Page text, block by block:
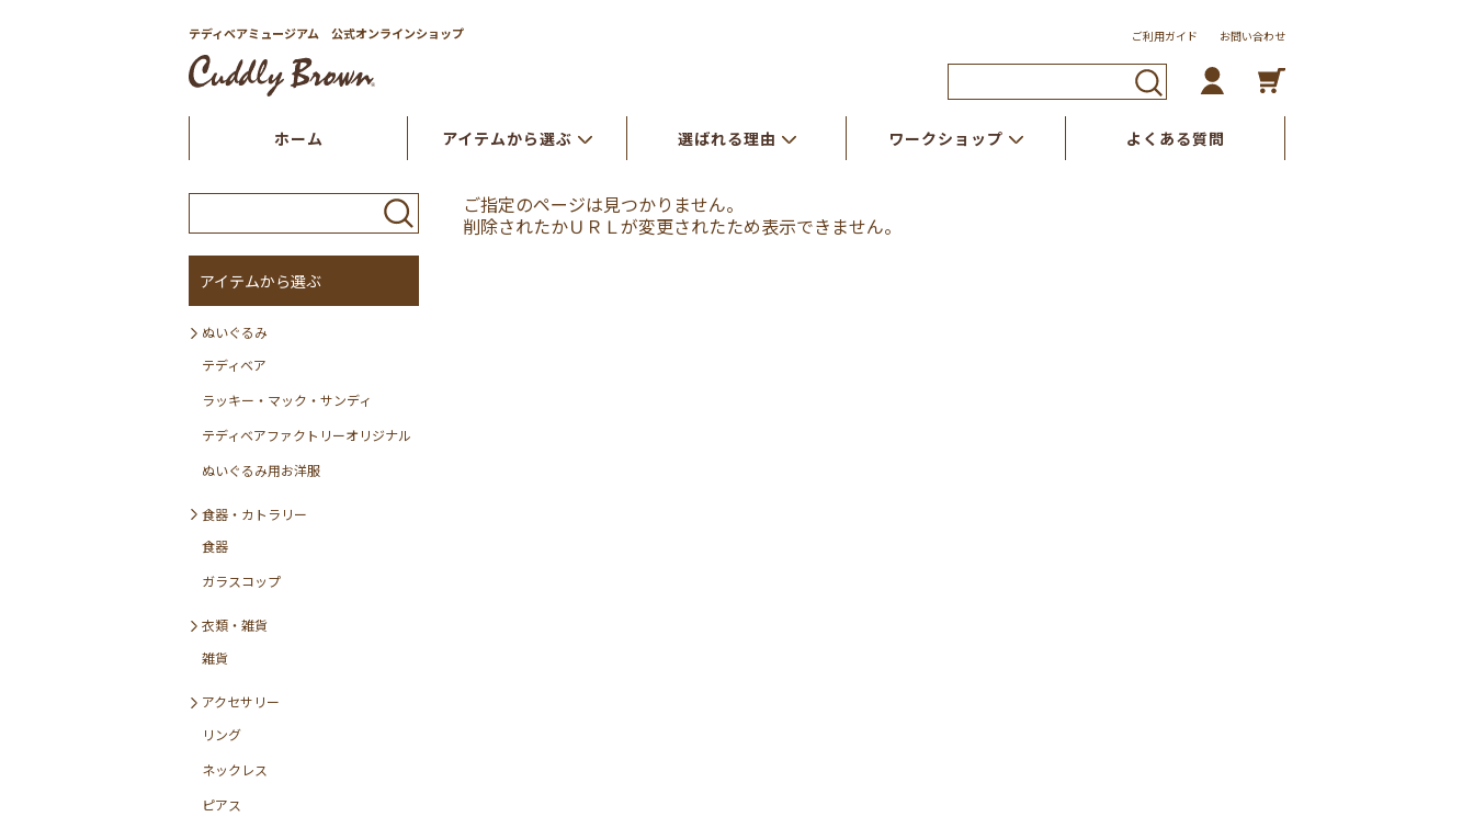
テディベアミュージアム 公式オンラインショップ ご利用ガイド お問い合わせ
ホーム アイテムから選ぶ 選ばれる理由 ワークショップ よくある質問
ご指定のページは見つかりません。
削除されたかＵＲＬが変更されたため表示できません。
アイテムから選ぶ
ぬいぐるみ
テディベア
ラッキー・マック・サンディ
テディベアファクトリーオリジナル
ぬいぐるみ用お洋服
食器・カトラリー
食器
ガラスコップ
衣類・雑貨
雑貨
アクセサリー
リング
ネックレス
ピアス